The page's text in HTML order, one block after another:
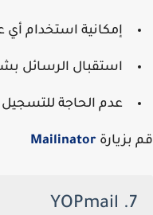
إمكانية استخدام أي
استقبال الرسائل
عدم الحاجة للتسجيل
قم بزيارة Mailinator
7. YOPmail